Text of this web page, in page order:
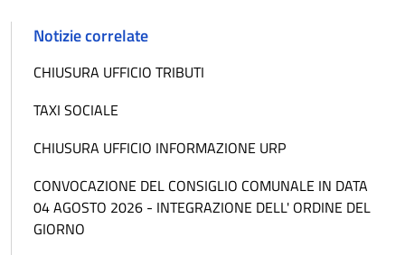
Notizie correlate
CHIUSURA UFFICIO TRIBUTI
TAXI SOCIALE
CHIUSURA UFFICIO INFORMAZIONE URP
CONVOCAZIONE DEL CONSIGLIO COMUNALE IN DATA
04 AGOSTO 2026 - INTEGRAZIONE DELL' ORDINE DEL
GIORNO